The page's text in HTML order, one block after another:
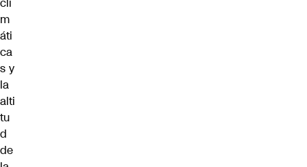
m
áti
ca
s y
la
alti
tu
d
de